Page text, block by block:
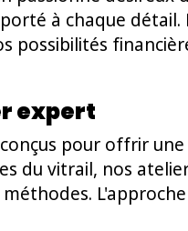
à chaque
possibilités
expert
pour offrir
du vitrail, nos